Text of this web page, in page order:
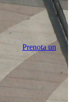
Prenota un